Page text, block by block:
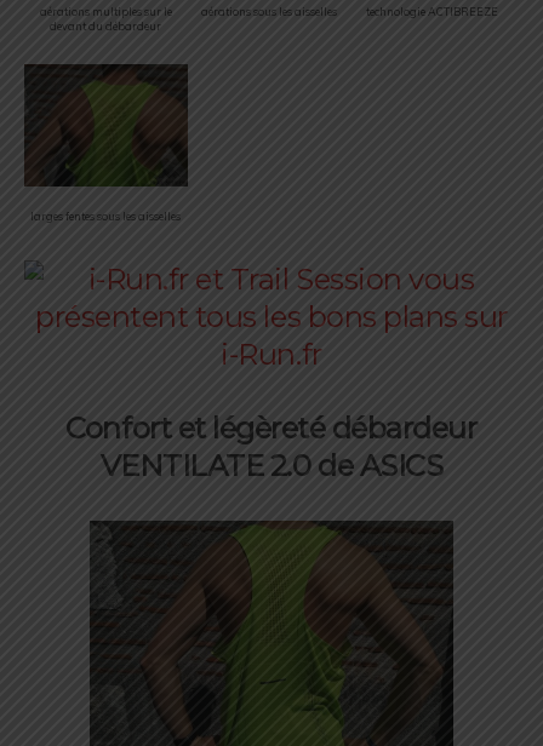
aérations multiples sur le
devant du débardeur
aérations sous les aisselles technologie ACTIBREEZE
larges fentes sous les aisselles
Confort et légèreté débardeur
VENTILATE 2.0 de ASICS